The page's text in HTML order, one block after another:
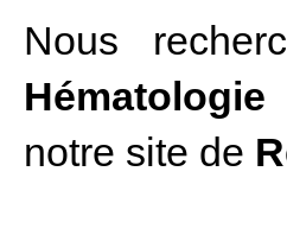
Nous
notre site de